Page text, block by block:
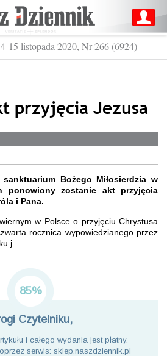
15 listopada 2020, Nr 266 (6924)
przyjęcia Jezusa
Bożego Miłosierdzia w
ponowiony zostanie akt przyjęcia
i Pana.
w Polsce o przyjęciu Chrystusa
rocznica wypowiedzianego przez
j
85%
Czytelniku,
i całego wydania jest płatny.
serwis: sklep.naszdziennik.pl